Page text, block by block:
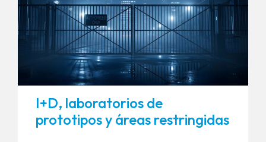
I+D, laboratorios de
prototipos y áreas restringidas